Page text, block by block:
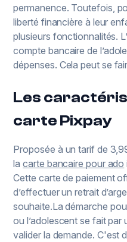
permanence. Toutefois,
liberté financière à leur
plusieurs fonctionnalités.
compte bancaire de
dépenses. Cela peut se
Les
carte Pixpay
Proposée à un tarif de
lacarte bancaire pour ado
Cette carte de paiement
d’effectuer un retrait
souhaite.La démarche
ou l’adolescent se fait par
valider la demande. C'est